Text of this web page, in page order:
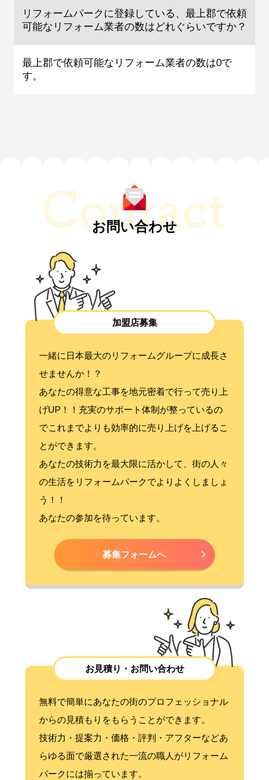
リフォームパークに登録している、最上郡で依頼
可能なリフォーム業者の数はどれぐらいですか？
最上郡で依頼可能なリフォーム業者の数は0で
す。
お問い合わせ
加盟店募集
一緒に日本最大のリフォームグループに成長さ
せませんか！？
あなたの得意な工事を地元密着で行って売り上
げUP！！充実のサポート体制が整っているの
でこれまでよりも効率的に売り上げを上げるこ
とができます。
あなたの技術力を最大限に活かして、街の人々
の生活をリフォームパークでよりよくしましょ
う！！
あなたの参加を待っています。
募集フォームへ
お見積り・お問い合わせ
無料で簡単にあなたの街のプロフェッショナル
からの見積もりをもらうことができます。
技術力・提案力・価格・評判・アフターなどあ
らゆる面で厳選された一流の職人がリフォーム
パークには揃っています。